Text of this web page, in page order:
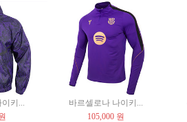
키...
바르셀로나 나이키...
105,000 원